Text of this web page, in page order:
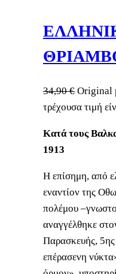
34,90€ Original
τρέχουσα τιμή
Κατά τους
1913
H επίσημη, από
εναντίον της
πολέμου
αναγγέλθηκε
Παρασκευής,
επέρασενη